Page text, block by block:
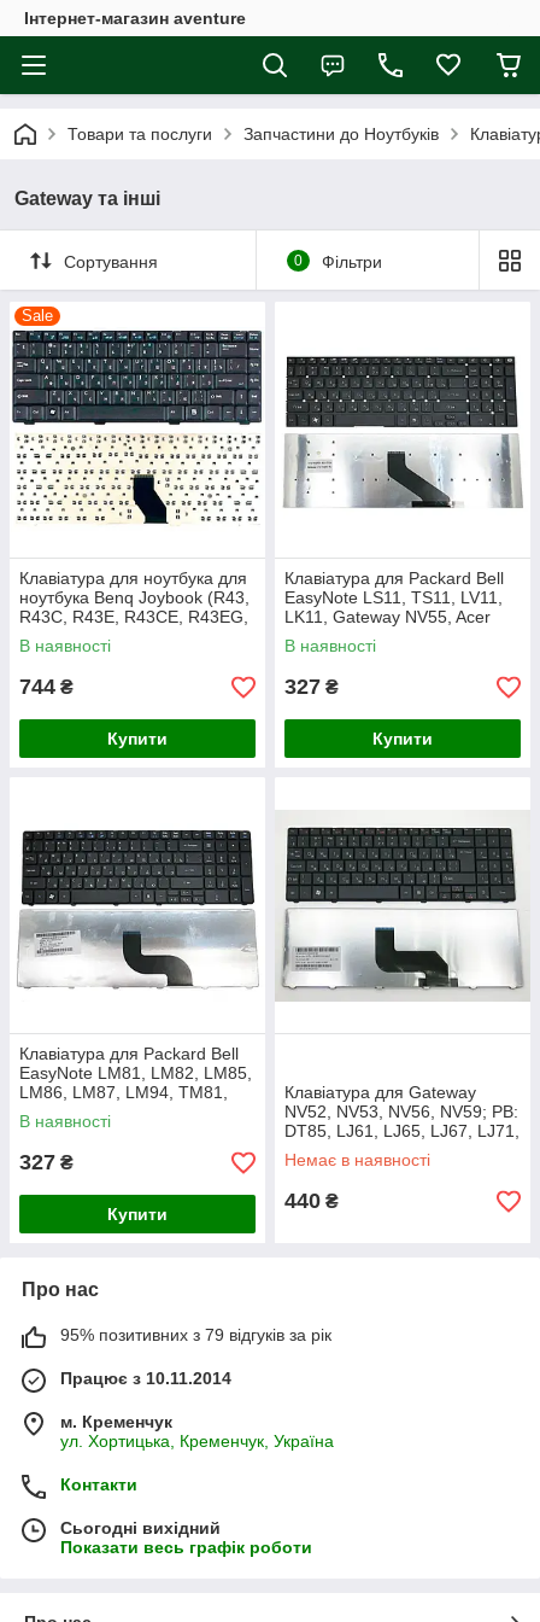
Інтернет-магазин aventure
Товари та послуги Запчастини до Ноутбуків
Gateway та інші
Сортування 0 Фільтри
Sale
Клавіатура для ноутбука для
ноутбука Benq Joybook (R43,
R43C, R43E, R43CE, R43EG,
R43CF, Q41) Black
В наявності
744 ₴
Купити
Клавіатура для Packard Bell
EasyNote LS11, TS11, LV11,
LK11, Gateway NV55, Acer
5830 (RU Black без рамки)
В наявності
327 ₴
Купити
Клавіатура для Packard Bell
EasyNote LM81, LM82, LM85,
LM86, LM87, LM94, TM81,
TM93, TM85, TM86, TM87,
TM89, Acer 5810 (RU Black).
В наявності
327 ₴
Купити
Клавіатура для Gateway
NV52, NV53, NV56, NV59; PB:
DT85, LJ61, LJ65, LJ67, LJ71,
LJ75, LJ77, TJ61, TJ65 (Ru
Black).
Немає в наявності
440 ₴
Про нас
95% позитивних з 79 відгуків за рік
Працює з 10.11.2014
м. Кременчук
ул. Хортицька, Кременчук, Україна
Контакти
Сьогодні вихідний
Показати весь графік роботи